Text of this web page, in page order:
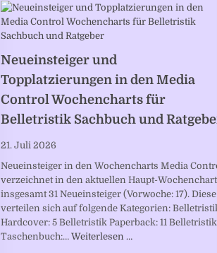
Neueinsteiger und
Topplatzierungen in den Media
Control Wochencharts für
Belletristik Sachbuch und
21. Juli 2026
Neueinsteiger in den Wochencharts Media
verzeichnet in den aktuellen Haupt-
insgesamt 31 Neueinsteiger (Vorwoche: 17). Diese
verteilen sich auf folgende Kategorien:
Hardcover: 5 Belletristik Paperback: 11 Belletristik
Taschenbuch:… Weiterlesen …